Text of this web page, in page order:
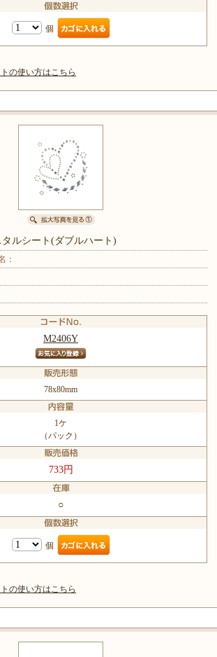
個
の使い方はこちら
タルシート(ダブルハート)
：
M2406Y
78x80mm
1ケ
（パック）
733円
○
個
の使い方はこちら